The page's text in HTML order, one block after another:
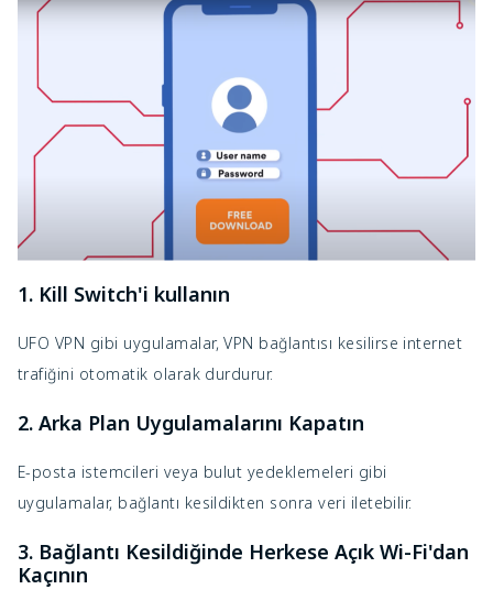
1. Kill Switch'i kullanın
UFO VPN gibi uygulamalar, VPN bağlantısı kesilirse internet
trafiğini otomatik olarak durdurur.
2. Arka Plan Uygulamalarını Kapatın
E-posta istemcileri veya bulut yedeklemeleri gibi
uygulamalar, bağlantı kesildikten sonra veri iletebilir.
3. Bağlantı Kesildiğinde Herkese Açık Wi-Fi'dan
Kaçının